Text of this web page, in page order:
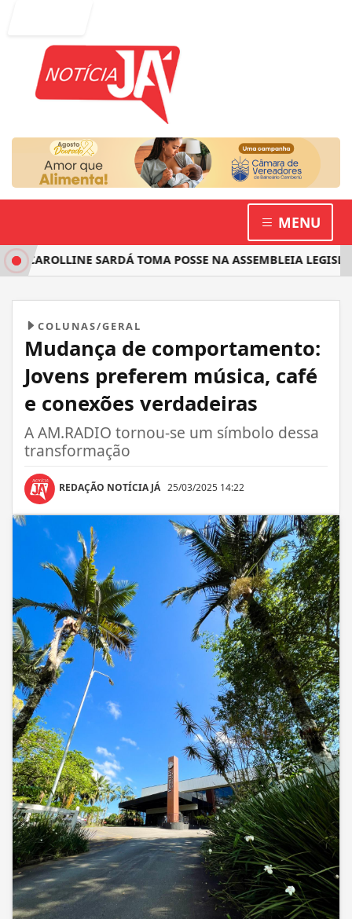
MENU
SARDÁ TOMA POSSE NA ASSEMBLEIA
COLUNAS/GERAL
Mudança de comportamento:
Jovens preferem música, café
e conexões verdadeiras
A AM.RADIO tornou-se um símbolo dessa
transformação
REDAÇÃO NOTÍCIA JÁ 25/03/2025 14:22